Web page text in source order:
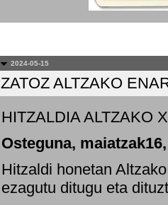
2024-05-15
ZATOZ ALTZAKO
HITZALDIA ALTZAKO
Osteguna,
Hitzaldi honetan
ezagutu ditugu eta